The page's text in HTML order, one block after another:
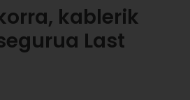
kablerik
Last